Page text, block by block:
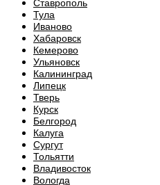
Тула
Иваново
Хабаровск
Кемерово
Ульяновск
Калининград
Липецк
Тверь
Курск
Белгород
Калуга
Сургут
Тольятти
Владивосток
Вологда